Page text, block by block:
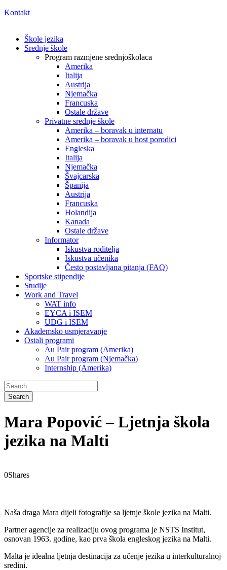
Kontakt
Škole jezika
Srednje škole
Program razmjene srednjoškolaca
Amerika
Italija
Austrija
Njemačka
Francuska
Ostale države
Privatne srednje škole
Amerika – boravak u internatu
Amerika – boravak u host porodici
Engleska
Italija
Njemačka
Švajcarska
Španija
Austrija
Francuska
Holandija
Kanada
Ostale države
Informator
Iskustva roditelja
Iskustva učenika
Često postavljana pitanja (FAQ)
Sportske stipendije
Studije
Work and Travel
WAT info
EYCA i ISEM
UDG i ISEM
Akademsko usmjeravanje
Ostali programi
Au Pair program (Amerika)
Au Pair program (Njemačka)
Internship (Amerika)
Mara Popović – Ljetnja škola
jezika na Malti
0Shares
Naša draga Mara dijeli fotografije sa ljetnje škole jezika na Malti.
Partner agencije za realizaciju ovog programa je NSTS Institut,
osnovan 1963. godine, kao prva škola engleskog jezika na Malti.
Malta je idealna ljetnja destinacija za učenje jezika u interkulturalnoj
sredini.